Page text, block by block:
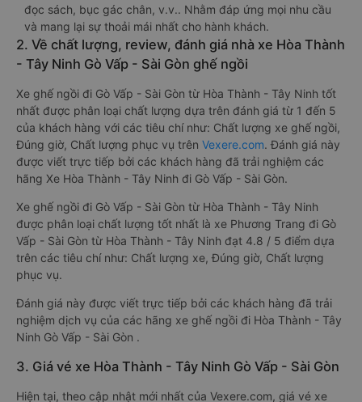
đọc sách, bục gác chân, v.v.. Nhằm đáp ứng mọi nhu cầu
và mang lại sự thoải mái nhất cho hành khách.
2. Về chất lượng, review, đánh giá nhà xe Hòa Thành
- Tây Ninh Gò Vấp - Sài Gòn ghế ngồi
Xe ghế ngồi đi Gò Vấp - Sài Gòn từ Hòa Thành - Tây Ninh tốt
nhất được phân loại chất lượng dựa trên đánh giá từ 1 đến 5
của khách hàng với các tiêu chí như: Chất lượng xe ghế ngồi,
Đúng giờ, Chất lượng phục vụ trên Vexere.com. Đánh giá này
được viết trực tiếp bởi các khách hàng đã trải nghiệm các
hãng Xe Hòa Thành - Tây Ninh đi Gò Vấp - Sài Gòn.
Xe ghế ngồi đi Gò Vấp - Sài Gòn từ Hòa Thành - Tây Ninh
được phân loại chất lượng tốt nhất là xe Phương Trang đi Gò
Vấp - Sài Gòn từ Hòa Thành - Tây Ninh đạt 4.8 / 5 điểm dựa
trên các tiêu chí như: Chất lượng xe, Đúng giờ, Chất lượng
phục vụ.
Đánh giá này được viết trực tiếp bởi các khách hàng đã trải
nghiệm dịch vụ của các hãng xe ghế ngồi đi Hòa Thành - Tây
Ninh Gò Vấp - Sài Gòn .
3. Giá vé xe Hòa Thành - Tây Ninh Gò Vấp - Sài Gòn
Hiện tại, theo cập nhật mới nhất của Vexere.com, giá vé xe